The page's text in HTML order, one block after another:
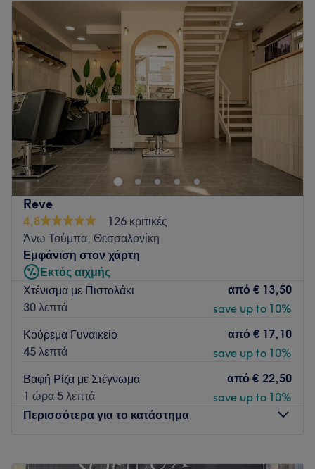
09:00
Τετάρτη
09:00–
20:00
Πέμπτη
09:00
20:00
Παρασκευή
09:00
20:00
Σάββατο
09:00
16:00
Κυριακή
Το ST Styling Time στο Ωραιόκαστρο είναι ένας μοντέρνος
χώρος που προσφέρει υπηρεσίες κομμωτικής για όλα τα
γούστα και όλες τις ηλικίες φροντίζοντας, παράλληλα, την
υγεία των μαλλιών σου.
Συγκοινωνία:
Το κατάστημα βρίσκεται κοντά σε στάσεις λεωφορείων.
Η ομάδα
Η ομάδα είναι έτοιμη να σου προτείνει τις επιλογές που
ταιριάζουν στο στυλ σου και ο στόχος της είναι να σε
εκπλήξει με τα αποτελέσματα.
Τι μας αρέσει:
Περιβάλλον: Μοντέρνο, φιλόξενο.
Προϊόντα: Moroccanoil, Trinity, Schwarzkopf, Tailor's,
Goldwell, Farmagan, Vitality's.
Go to venue
Reve
4,8
126 κριτικές
Άνω Τούμπα, Θεσσαλονίκη
Εμφάνιση στον χάρτη
Εκτός αιχμής
Χτένισμα με Πιστολάκι
30 λεπτά
από € 13,50
save up to 10%
Κούρεμα Γυναικείο
45 λεπτά
από € 17,10
save up to 10%
Βαφή Ρίζα με Στέγνωμα
1 ώρα 5 λεπτά
από € 22,50
save up to 10%
Περισσότερα για το κατάστημα